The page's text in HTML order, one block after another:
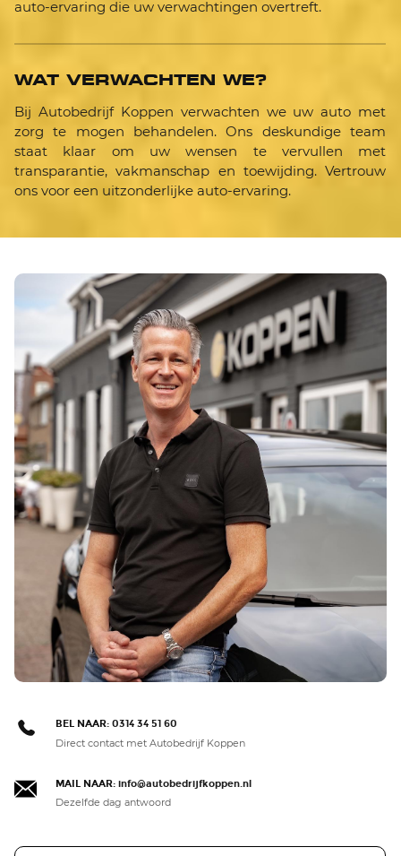
auto-ervaring die uw verwachtingen overtreft.
WAT VERWACHTEN WE?
Bij Autobedrijf Koppen verwachten we uw auto met
zorg te mogen behandelen. Ons deskundige team
staat klaar om uw wensen te vervullen met
transparantie, vakmanschap en toewijding. Vertrouw
ons voor een uitzonderlijke auto-ervaring.
BEL NAAR: 0314 34 51 60
Direct contact met Autobedrijf Koppen
MAIL NAAR: info@autobedrijfkoppen.nl
Dezelfde dag antwoord